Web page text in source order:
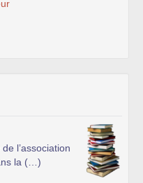
l’association
la (…)